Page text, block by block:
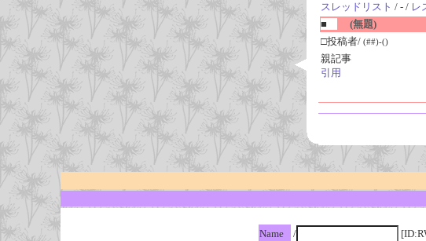
スレッドリスト / - / レ
■
(無題)
□投稿者/ (##)-()
親記事
引用
Name
/